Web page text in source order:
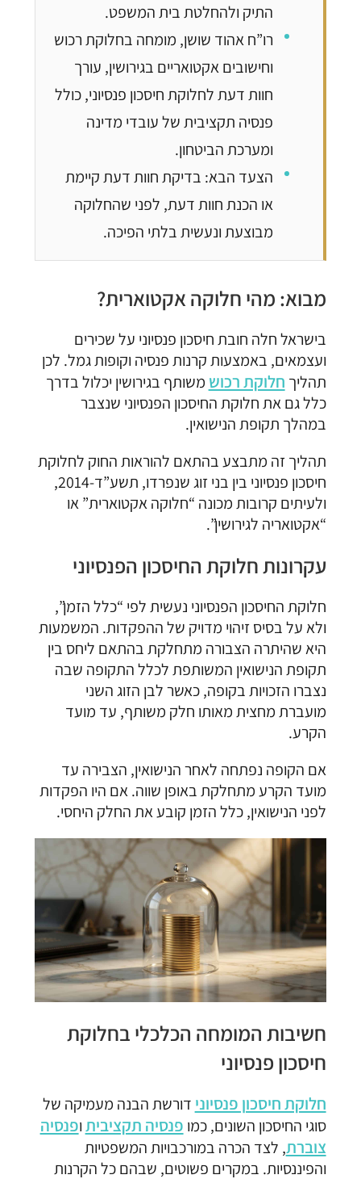
התיק ולהחלטת בית המשפט.
רו”ח אהוד שושן, מומחה בחלוקת רכוש
וחישובים אקטואריים בגירושין, עורך
חוות דעת לחלוקת חיסכון פנסיוני, כולל
פנסיה תקציבית של עובדי מדינה
ומערכת הביטחון.
הצעד הבא: בדיקת חוות דעת קיימת
או הכנת חוות דעת, לפני שהחלוקה
מבוצעת ונעשית בלתי הפיכה.
מבוא: מהי חלוקה אקטוארית?
בישראל חלה חובת חיסכון פנסיוני על שכירים
ועצמאים, באמצעות קרנות פנסיה וקופות גמל. לכן
תהליך חלוקת רכוש משותף בגירושין יכלול בדרך
כלל גם את חלוקת החיסכון הפנסיוני שנצבר
במהלך תקופת הנישואין.
תהליך זה מתבצע בהתאם להוראות החוק לחלוקת
חיסכון פנסיוני בין בני זוג שנפרדו, תשע”ד-2014,
ולעיתים קרובות מכונה “חלוקה אקטוארית” או
“אקטואריה לגירושין”.
עקרונות חלוקת החיסכון הפנסיוני
חלוקת החיסכון הפנסיוני נעשית לפי “כלל הזמן”,
ולא על בסיס זיהוי מדויק של ההפקדות. המשמעות
היא שהיתרה הצבורה מתחלקת בהתאם ליחס בין
תקופת הנישואין המשותפת לכלל התקופה שבה
נצברו הזכויות בקופה, כאשר לבן הזוג השני
מועברת מחצית מאותו חלק משותף, עד מועד
הקרע.
אם הקופה נפתחה לאחר הנישואין, הצבירה עד
מועד הקרע מתחלקת באופן שווה. אם היו הפקדות
לפני הנישואין, כלל הזמן קובע את החלק היחסי.
חשיבות המומחה הכלכלי בחלוקת
חיסכון פנסיוני
חלוקת חיסכון פנסיוני דורשת הבנה מעמיקה של
סוגי החיסכון השונים, כמו פנסיה תקציביתופנסיה
צוברת, לצד הכרה במורכבויות המשפטיות
והפיננסיות. במקרים פשוטים, שבהם כל הקרנות